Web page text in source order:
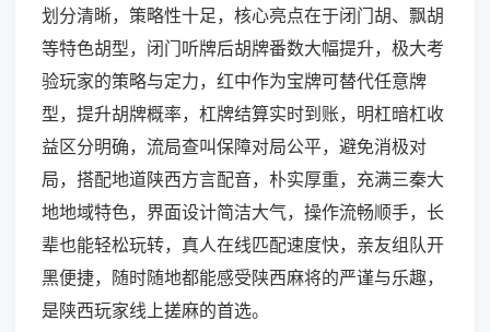
划分清晰，策略性十足，核心亮点在于闭门胡、飘胡
等特色胡型，闭门听牌后胡牌番数大幅提升，极大考
验玩家的策略与定力，红中作为宝牌可替代任意牌
型，提升胡牌概率，杠牌结算实时到账，明杠暗杠收
益区分明确，流局查叫保障对局公平，避免消极对
局，搭配地道陕西方言配音，朴实厚重，充满三秦大
地地域特色，界面设计简洁大气，操作流畅顺手，长
辈也能轻松玩转，真人在线匹配速度快，亲友组队开
黑便捷，随时随地都能感受陕西麻将的严谨与乐趣，
是陕西玩家线上搓麻的首选。